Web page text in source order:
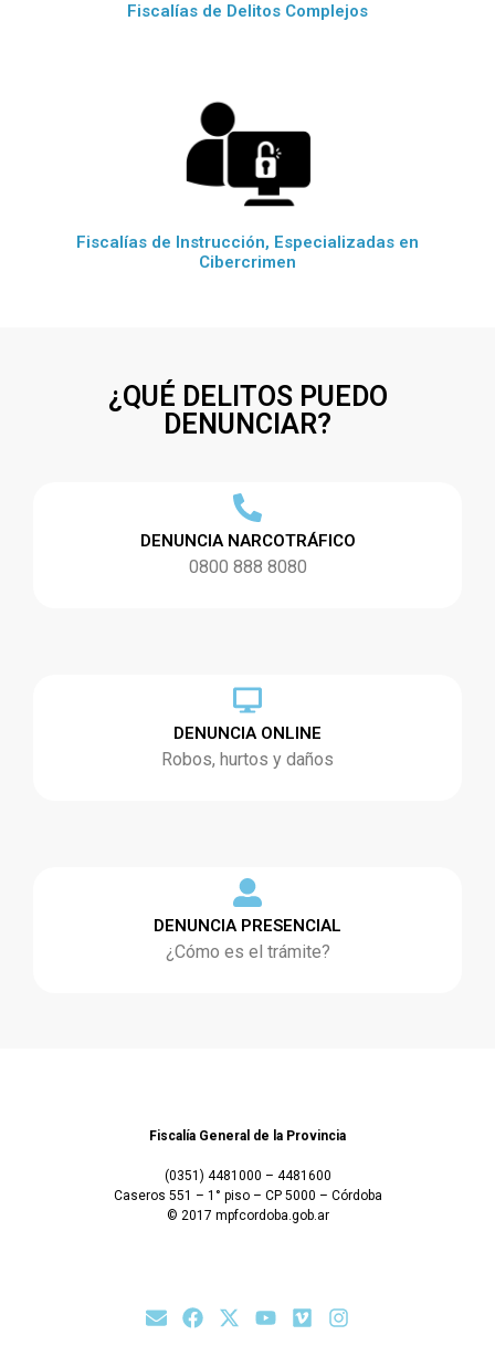
Fiscalías de Delitos Complejos
Fiscalías de Instrucción, Especializadas en
Cibercrimen
¿QUÉ DELITOS PUEDO
DENUNCIAR?
DENUNCIA NARCOTRÁFICO
0800 888 8080
DENUNCIA ONLINE
Robos, hurtos y daños
DENUNCIA PRESENCIAL
¿Cómo es el trámite?
Fiscalía General de la Provincia
(0351) 4481000 – 4481600
Caseros 551 – 1° piso – CP 5000 – Córdoba
© 2017 mpfcordoba.gob.ar